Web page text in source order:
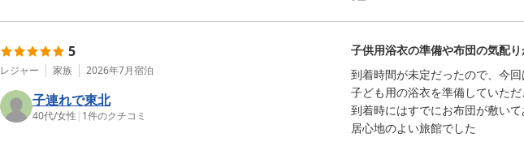
5
レジャー 家族 2026年7月宿泊
子連れで東北
40代/女性 | 1件のクチコミ
子供用浴衣の準備や布団の気配
到着時間が未定だったので、今
子ども用の浴衣を準備していた
到着時にはすでにお布団が敷い
居心地のよい旅館でした